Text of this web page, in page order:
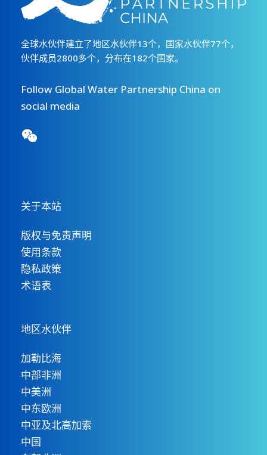
全球水伙伴建立了地区水伙伴13个，国家水伙伴77个，
伙伴成员2800多个，分布在182个国家。
Follow Global Water Partnership China on
social media
关于本站
版权与免责声明
使用条款
隐私政策
术语表
地区水伙伴
加勒比海
中部非洲
中美洲
中东欧洲
中亚及北高加索
中国